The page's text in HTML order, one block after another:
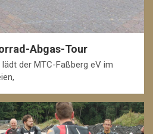
Abgas-Tour
der MTC-Faßberg eV im